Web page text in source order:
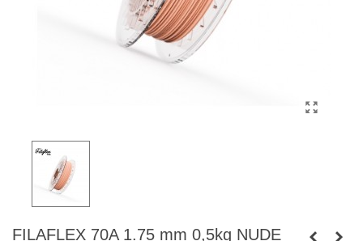
FILAFLEX 70A 1.75 mm 0,5kg NUDE